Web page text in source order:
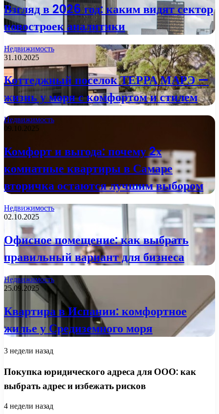
Взгляд в 2026 год: каким видят сектор
новостроек аналитики
Недвижимость
31.10.2025
Коттеджный поселок ТЕРРА МАРЭ —
жизнь у моря с комфортом и стилем
Недвижимость
09.10.2025
Комфорт и выгода: почему 2х
комнатные квартиры в Самаре
вторичка остаются лучшим выбором
Недвижимость
02.10.2025
Офисное помещение: как выбрать
правильный вариант для бизнеса
Недвижимость
25.09.2025
Квартира в Испании: комфортное
жилье у Средиземного моря
3 недели назад
Покупка юридического адреса для ООО: как
выбрать адрес и избежать рисков
4 недели назад